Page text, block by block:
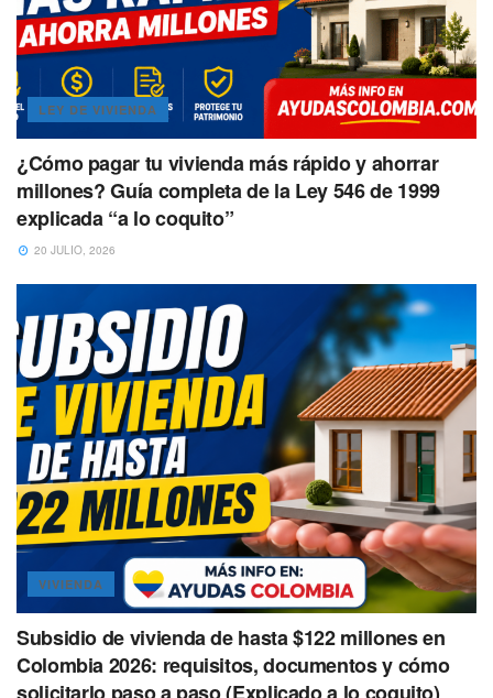
LEY DE VIVIENDA
¿Cómo pagar tu vivienda más rápido y ahorrar
millones? Guía completa de la Ley 546 de 1999
explicada “a lo coquito”
20 JULIO, 2026
VIVIENDA
Subsidio de vivienda de hasta $122 millones en
Colombia 2026: requisitos, documentos y cómo
solicitarlo paso a paso (Explicado a lo coquito)